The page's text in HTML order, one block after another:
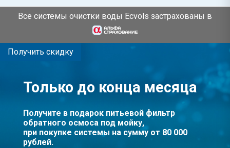
Все системы очистки воды Ecvols застрахованы в
Только до конца месяца
Получите в подарок питьевой фильтр
обратного осмоса под мойку,
при покупке системы на сумму от 80 000
рублей.
Получить скидку